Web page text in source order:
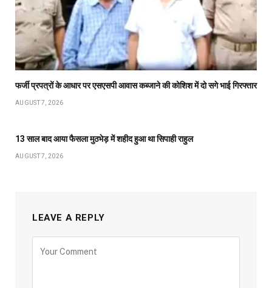
फर्जी प्रपत्रों के आधार पर एसएसपी आवास कब्जाने की कोशिश में दो सगे भाई गिरफ्तार
AUGUST 7, 2026
13 साल बाद आया फैसला मुठभेड़ में शहीद हुआ था सिपाही राहुल
AUGUST 7, 2026
LEAVE A REPLY